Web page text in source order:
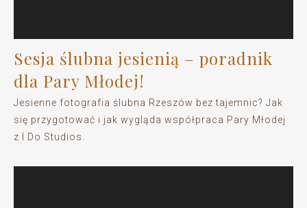
Sesja ślubna jesienią – poradnik
dla Pary Młodej!
Jesienne fotografia ślubna Rzeszów bez tajemnic? Jak
się przygotować i jak wygląda współpraca Pary Młodej
z I Do Studios.